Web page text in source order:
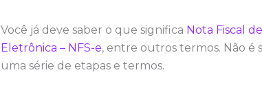
Você já deve saber o que significa Nota Fiscal
Eletrônica – NFS-e, entre outros termos. Não é
uma série de etapas e termos.